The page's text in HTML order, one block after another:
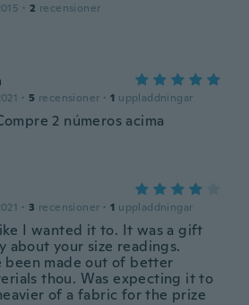
· 2 recensioner
· 5 recensioner · 1 uppladdningar
2 números acima
· 3 recensioner · 1 uppladdningar
I wanted it to. It was a gift
about your size readings.
been made out of better
thou. Was expecting it to
of a fabric for the prize